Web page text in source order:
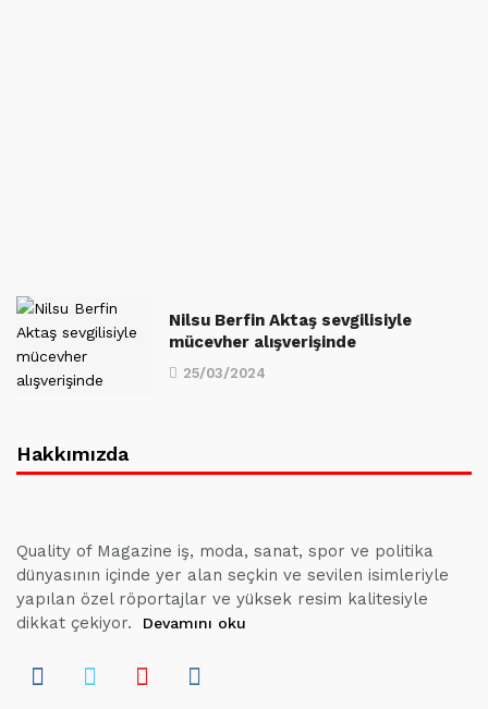
Nilsu Berfin Aktaş sevgilisiyle
mücevher alışverişinde
25/03/2024
Hakkımızda
Quality of Magazine iş, moda, sanat, spor ve politika
dünyasının içinde yer alan seçkin ve sevilen isimleriyle
yapılan özel röportajlar ve yüksek resim kalitesiyle
dikkat çekiyor.
Devamını oku